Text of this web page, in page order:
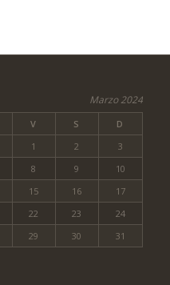
Marzo 2024
V S
D
1
2
3
8 9
10
15 16
17
22 23
24
29 30 31